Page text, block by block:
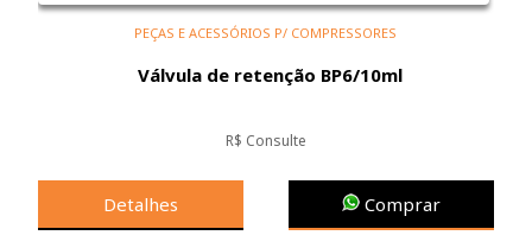
PEÇAS E ACESSÓRIOS P/ COMPRESSORES
Válvula de retenção BP6/10ml
R$ Consulte
Detalhes Comprar